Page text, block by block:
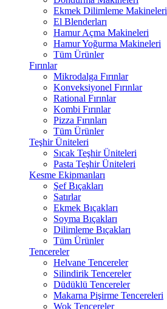
Ekmek Dilimleme Makineleri
El Blenderları
Hamur Açma Makineleri
Hamur Yoğurma Makineleri
Tüm Ürünler
Fırınlar
Mikrodalga Fırınlar
Konveksiyonel Fırınlar
Rational Fırınlar
Kombi Fırınlar
Pizza Fırınları
Tüm Ürünler
Teşhir Üniteleri
Sıcak Teşhir Üniteleri
Pasta Teşhir Üniteleri
Kesme Ekipmanları
Şef Bıçakları
Satırlar
Ekmek Bıçakları
Soyma Bıçakları
Dilimleme Bıçakları
Tüm Ürünler
Tencereler
Helvane Tencereler
Silindirik Tencereler
Düdüklü Tencereler
Makarna Pişirme Tencereleri
Wok Tencereler